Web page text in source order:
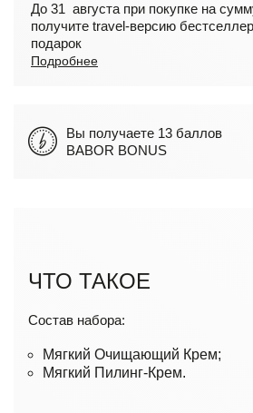
До 31 августа при покупке на
получите travel-версию
подарок
Подробнее
Вы получаете 13 баллов
BABOR BONUS
ЧТО ТАКОЕ
Состав набора:
Мягкий Очищающий Крем;
Мягкий Пилинг-Крем.